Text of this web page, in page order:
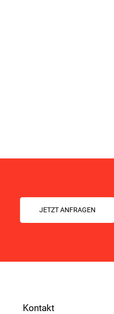
JETZT ANFRAGEN
Kontakt